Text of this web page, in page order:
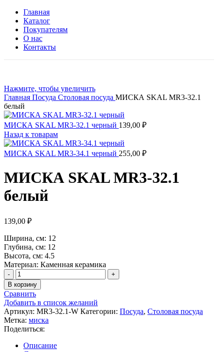
Главная
Каталог
Покупателям
О нас
Контакты
Нажмите, чтобы увеличить
Главная Посуда Столовая посуда МИСКА SKAL MR3-32.1
белый
МИСКА SKAL MR3-32.1 черный 139,00 ₽
Назад к товарам
МИСКА SKAL MR3-34.1 черный 255,00 ₽
МИСКА SKAL MR3-32.1
белый
139,00 ₽
Ширина, см: 12
Глубина, см: 12
Высота, см: 4.5
Материал: Каменная керамика
Количество
товара
МИСКА
SKAL
MR3-
32.1
белый
В корзину
Сравнить
Добавить в список желаний
Артикул: MR3-32.1-W Категории: Посуда, Столовая посуда
Метка: миска
Поделиться:
Описание